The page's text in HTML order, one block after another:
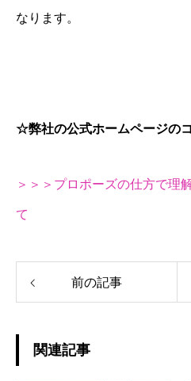
なります。
☆弊社の公式ホームページの
＞＞＞プロポーズの仕方で理
て
前の記事
関連記事